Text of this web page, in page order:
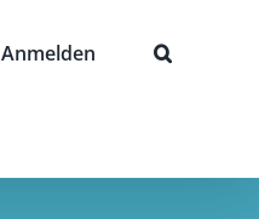
Anmelden